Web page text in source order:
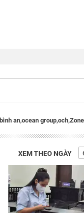
bình an,ocean group,och,
XEM THEO NGÀY